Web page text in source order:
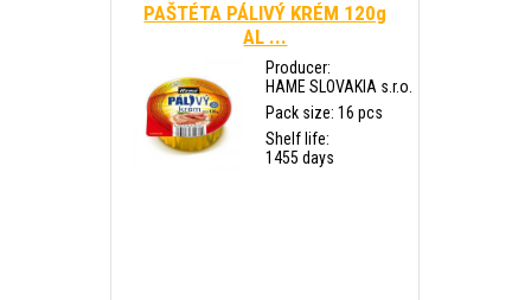
PAŠTÉTA PÁLIVÝ KRÉM 120g
AL ...
Producer:
HAME SLOVAKIA s.r.o.
Pack size: 16 pcs
Shelf life:
1455 days